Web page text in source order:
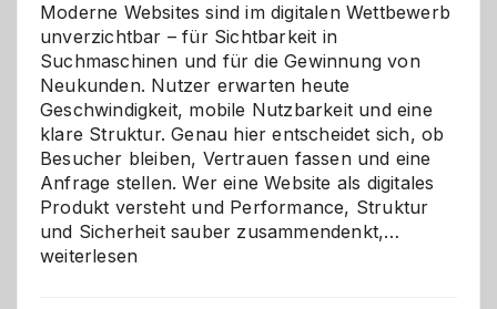
Moderne Websites sind im digitalen Wettbewerb
unverzichtbar – für Sichtbarkeit in
Suchmaschinen und für die Gewinnung von
Neukunden. Nutzer erwarten heute
Geschwindigkeit, mobile Nutzbarkeit und eine
klare Struktur. Genau hier entscheidet sich, ob
Besucher bleiben, Vertrauen fassen und eine
Anfrage stellen. Wer eine Website als digitales
Produkt versteht und Performance, Struktur
und Sicherheit sauber zusammendenkt,…
weiterlesen